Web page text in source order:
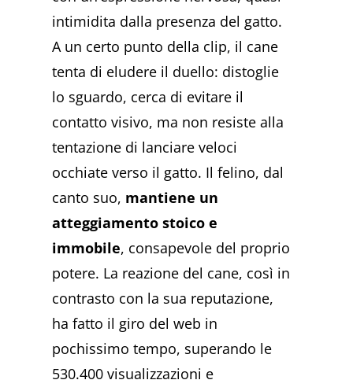
intimidita dalla presenza del gatto.
A un certo punto della clip, il cane
tenta di eludere il duello: distoglie
lo sguardo, cerca di evitare il
contatto visivo, ma non resiste alla
tentazione di lanciare veloci
occhiate verso il gatto. Il felino, dal
canto suo, mantiene un
atteggiamento stoico e
immobile, consapevole del proprio
potere. La reazione del cane, così in
contrasto con la sua reputazione,
ha fatto il giro del web in
pochissimo tempo, superando le
530.400 visualizzazioni e